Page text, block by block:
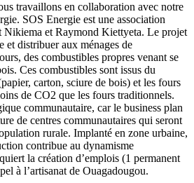
travaillons en collaboration avec notre
SOS Energie est une association
Nikiema et Raymond Kiettyeta. Le projet
et distribuer aux ménages de
des combustibles propres venant se
Ces combustibles sont issus du
carton, sciure de bois) et les fours
de CO2 que les fours traditionnels.
communautaire, car le business plan
de centres communautaires qui seront
rurale. Implanté en zone urbaine,
contribue au dynamisme
la création d’emplois (1 permanent
à l’artisanat de Ouagadougou.